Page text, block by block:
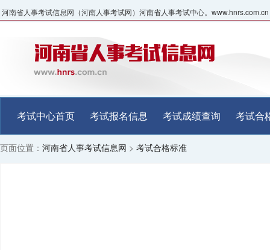
河南省人事考试信息网（河南人事考试网）河南省人事考试中心。www.hnrs.com.cn
考试中心首页 考试报名信息 考试成绩查询 考试合
页面位置： 河南省人事考试信息网 > 考试合格标准